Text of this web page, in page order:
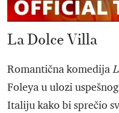
La Dolce Villa
Romantična komedija
Foleya u ulozi
Italiju kako bi sprečio